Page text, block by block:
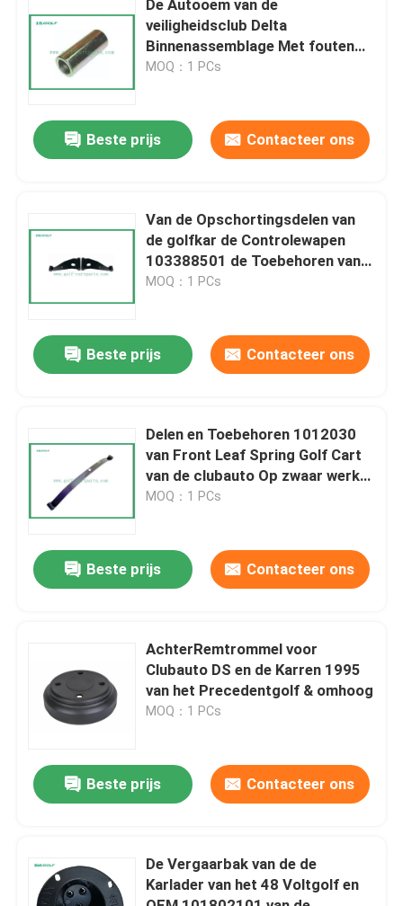
Producten
Ongeveer ons
Fabrieksreis
Contact de V.S.
Nieuws
De Zijspiegels van de golfkar
Het Dashboard van de golfkar
De Autooem van de
veiligheidsclub Delta
Binnenassemblage Met fouten
1016349 van de Delen Korte
MOQ：1 PCs
Beste prijs Contacteer ons
Van de Opschortingsdelen van
de golfkar de Controlewapen
103388501 de Toebehoren van
het Golfkarretje
MOQ：1 PCs
Beste prijs Contacteer ons
Delen en Toebehoren 1012030
van Front Leaf Spring Golf Cart
van de clubauto Op zwaar werk
berekende
MOQ：1 PCs
Beste prijs Contacteer ons
AchterRemtrommel voor
Clubauto DS en de Karren 1995
van het Precedentgolf & omhoog
MOQ：1 PCs
Beste prijs Contacteer ons
De Vergaarbak van de de
Karlader van het 48 Voltgolf en